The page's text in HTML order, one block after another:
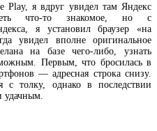
Play, я вдруг увидел там Яндекс
что-то знакомое, но с
я установил браузер «на
увидел вполне оригинальное
на базе чего-либо, узнать
Первым, что бросилась в
— адресная строка снизу.
с толку, однако в последствии
удачным.